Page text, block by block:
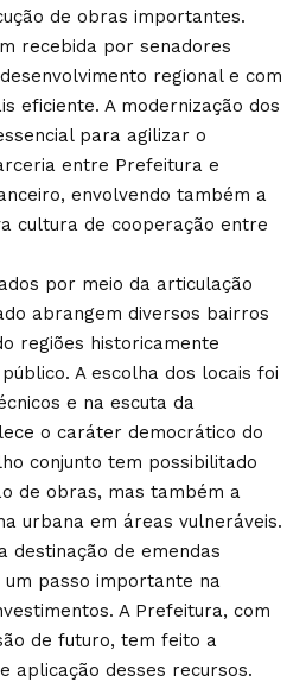
de obras importantes.
recebida por senadores
regional e com
eficiente. A modernização dos
para agilizar o
entre Prefeitura e
envolvendo também a
cultura de cooperação entre
por meio da articulação
abrangem diversos bairros
regiões historicamente
A escolha dos locais foi
e na escuta da
o caráter democrático do
conjunto tem possibilitado
de obras, mas também a
urbana em áreas vulneráveis.
destinação de emendas
passo importante na
A Prefeitura, com
de futuro, tem feito a
aplicação desses recursos.